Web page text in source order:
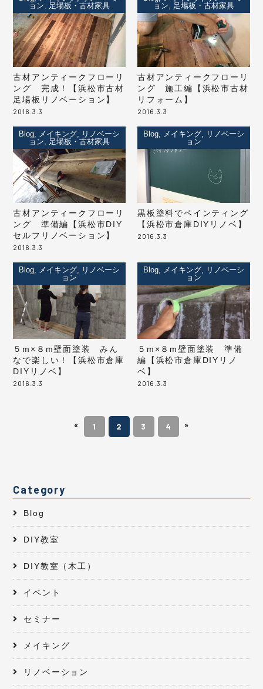
古材アンティークフローリ
ング 完成！【浜松市古材
足場板リノベーション】
2016.3.3
ョン, 足場板・古材家具
古材アンティークフローリ
ング 施工編【浜松市古材
リフォーム】
2016.3.3
ョン, 足場板・古材家具
古材アンティークフローリ
ング 準備編【浜松市DIY
セルフリノベーション】
2016.3.3
Blog, メイキング, リノベーシ
ョン, 足場板・古材家具
黒板塗料でペインティング
【浜松市倉庫DIYリノベ】
2016.3.3
Blog, メイキング, リノベーシ
ョン
５m×８m壁面塗装 みん
なで楽しい！【浜松市倉庫
DIYリノベ】
2016.3.3
Blog, メイキング, リノベーシ
ョン
５m×８m壁面塗装 準備
編【浜松市倉庫DIYリノ
ベ】
2016.3.3
Blog, メイキング, リノベーシ
ョン
« 1 2 3 4 »
Category
Blog
DIY教室
DIY教室（木工）
イベント
セミナー
メイキング
リノベーション